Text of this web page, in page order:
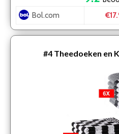
Bol.com
#4 Theedoeken en